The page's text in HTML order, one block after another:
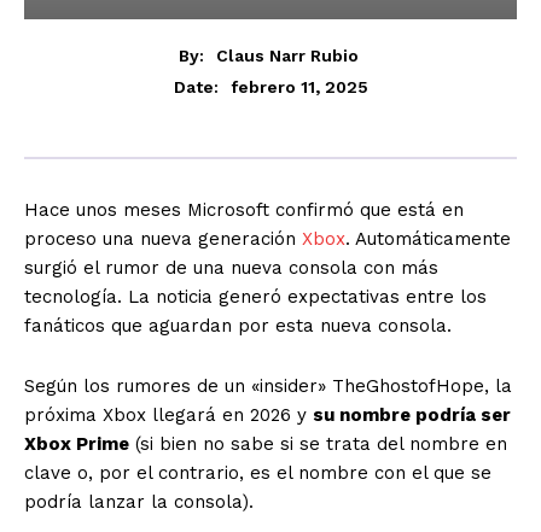
By:
Claus Narr Rubio
Date:
febrero 11, 2025
Hace unos meses Microsoft confirmó que está en
proceso una nueva generación Xbox. Automáticamente
surgió el rumor de una nueva consola con más
tecnología. La noticia generó expectativas entre los
fanáticos que aguardan por esta nueva consola.
Según los rumores de un «insider» TheGhostofHope, la
próxima Xbox llegará en 2026 y su nombre podría ser
Xbox Prime (si bien no sabe si se trata del nombre en
clave o, por el contrario, es el nombre con el que se
podría lanzar la consola).